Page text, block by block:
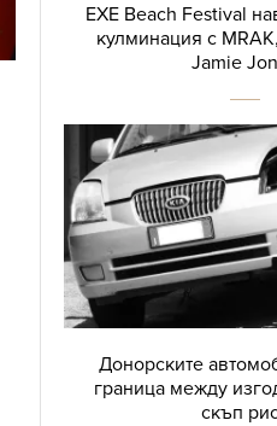
EXE Beach Festival
кулминация с
Jamie
Донорските
граница между
скъп